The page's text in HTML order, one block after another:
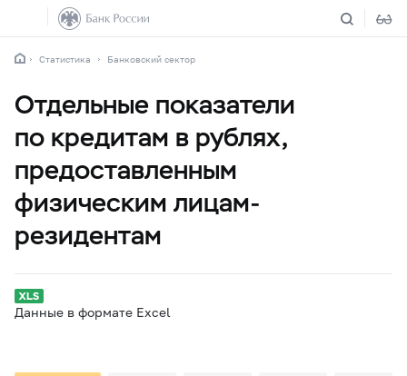
Статистика Банковский сектор
Отдельные показатели
по кредитам в рублях,
предоставленным
физическим лицам-
резидентам
Данные в формате Excel